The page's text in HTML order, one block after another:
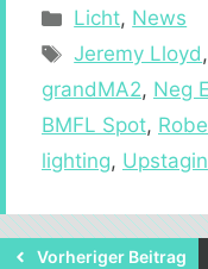
Kategorien
Licht, News
Schlagwörter
Jeremy Lloyd,
grandMA2, Neg
BMFL Spot,
lighting,
Vorheriger Beitrag